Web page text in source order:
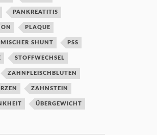
PANKREATITIS
PLAQUE
SHUNT PSS
STOFFWECHSEL
ZAHNFLEISCHBLUTEN
ZAHNSTEIN
ÜBERGEWICHT